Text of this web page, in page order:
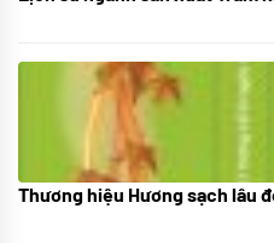
18/10/2025
Thương hiệu Hương sạch lâu